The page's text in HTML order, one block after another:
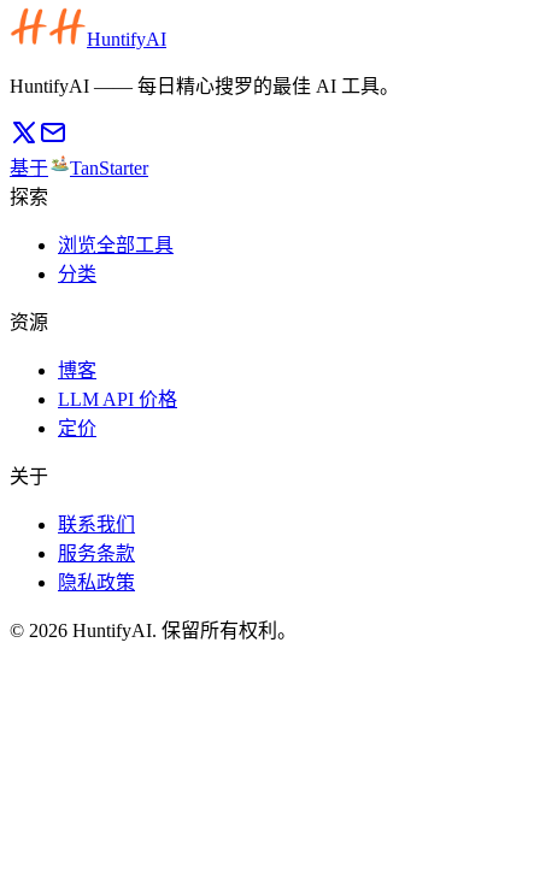
HuntifyAI
HuntifyAI —— 每日精心搜罗的最佳 AI 工具。
基于
TanStarter
探索
浏览全部工具
分类
资源
博客
LLM API 价格
定价
关于
联系我们
服务条款
隐私政策
© 2026 HuntifyAI. 保留所有权利。